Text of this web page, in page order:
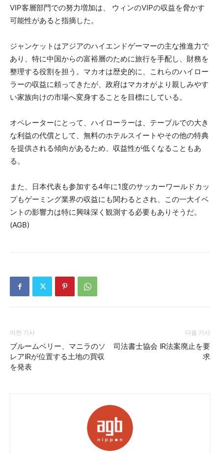
VIP客層部門での努力増加は、 ウィンのVIPの収益を脅かす
可能性があると指摘した。
ジャンケットはアジアのハイエンドゲーマーの主な推進力で
あり、特に中国からの富裕層のために旅行を手配し、財務を
整理する役割を担う。マカオは歴史的に、これらのハイロー
ラーの収益に頼ってきたが、政府はマカオがより親しみやす
い家族向けの市場へ変身することを目標にしている。
オペレーターにとって、ハイローラーは、テーブルでの大き
な利益の代償として、無料のホテルスイートやその他の特典
を提供される傾向があるため、収益性が低くなることもあ
る。
また、日本代表も参加する4年に1度のサッカーワールドカッ
プもゲーミング業界の収益にも関わるとされ、この一大イベ
ントの影響力は特に興味深く観測する必要もありそうだ。
(AGB)
이전 기사
ブルームベリー、マニラのソ
レアIRが位置する土地の買収
を発表
다음 기사
司法書士協会 IR法案廃止を要
求